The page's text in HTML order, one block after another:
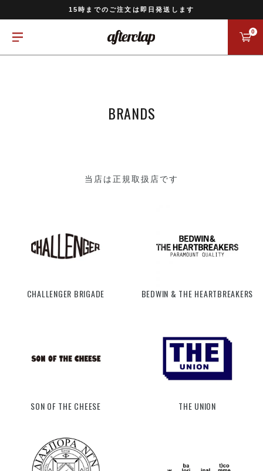
15時までのご注文は即日発送します
0
BRANDS
当店は正規取扱店です
CHALLENGER BRIGADE BEDWIN & THE HEARTBREAKERS
SON OF THE CHEESE THE UNION